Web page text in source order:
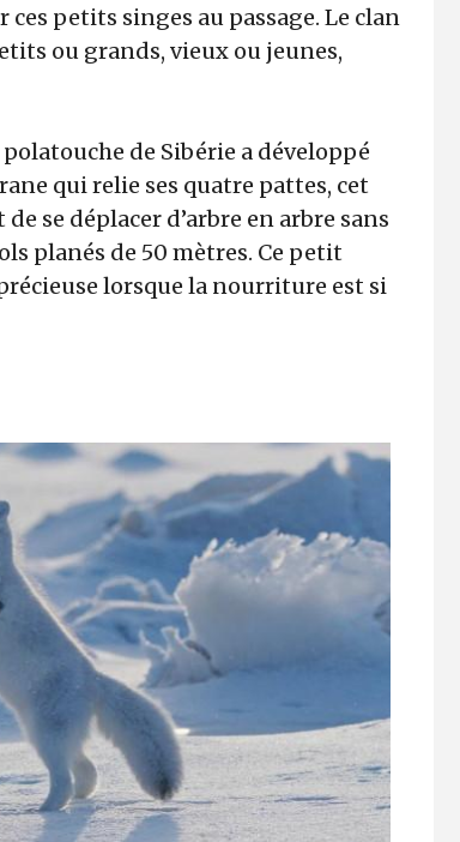
petits singes au passage. Le clan
ou grands, vieux ou jeunes,
de Sibérie a développé
qui relie ses quatre pattes, cet
se déplacer d’arbre en arbre sans
planés de 50 mètres. Ce petit
lorsque la nourriture est si